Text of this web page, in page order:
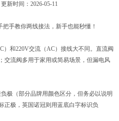
新时间：2026-05-11
手教你两线接法，新手也能秒懂！
）和220V交流（AC）接线大不同。直流阀
交流阀多用于家用或简易场景，但漏电风
极（部分品牌用颜色区分，但务必以说明
正极，英国诺冠则用蓝底白字标识负